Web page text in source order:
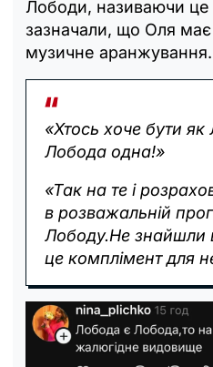
Лободи, називаючи це
зазначали, що Оля має
музичне аранжування.
«Хтось хоче бути
Лобода одна!»
«Так на те і
в розважальній
Лободу.Не знайшли
це комплімент для